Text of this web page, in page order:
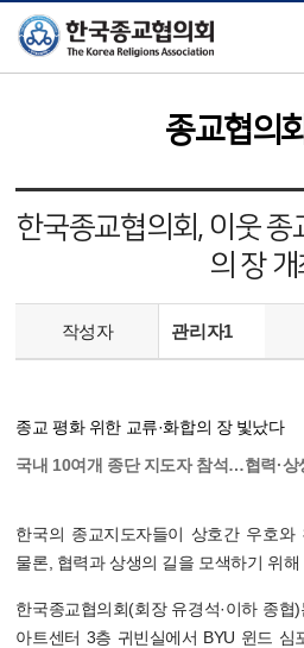
종교협의
한국종교협의회, 이웃 종
의 장 개
작성자 관리자1
종교 평화 위한 교류·화합의 장 빛났다
국내 10여개 종단 지도자 참석…협력·상
한국의 종교지도자들이 상호간 우호
물론, 협력과 상생의 길을 모색하기 위해
한국종교협의회(회장 유경석·이하 종
아트센터 3층 귀빈실에서 BYU 윈드 심